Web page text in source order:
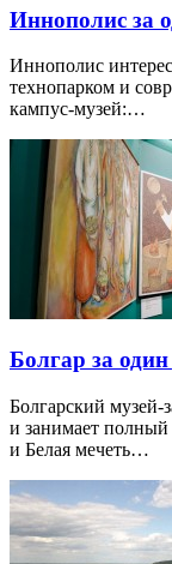
Иннополис за
Иннополис
технопарком и
кампус-музей:…
Болгар за
Болгарский музей-
и занимает полный
и Белая мечеть…